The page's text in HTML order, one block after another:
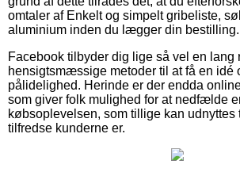
omtaler af Enkelt og simpelt gribeliste,
aluminium inden du lægger din bestilling.
Facebook tilbyder dig lige så vel en
hensigtsmæssige metoder til at få en idé
pålidelighed. Herinde er der endda
som giver folk mulighed for at nedfælde
købsoplevelsen, som tillige kan udnyttes
tilfredse kunderne er.